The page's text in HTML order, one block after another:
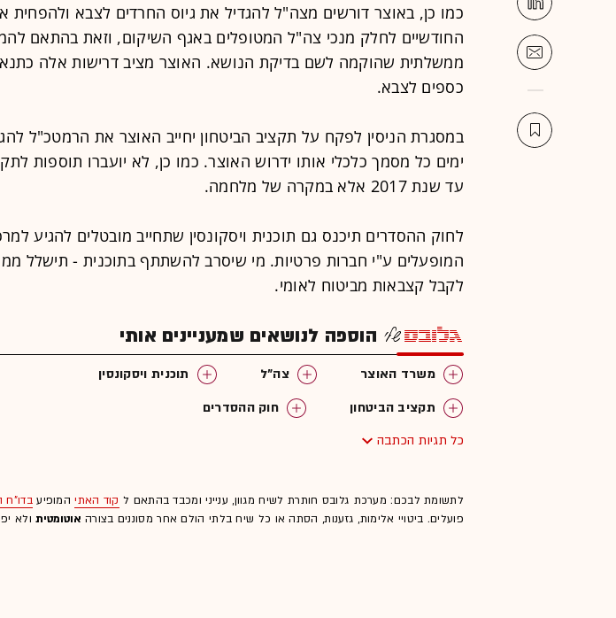
כמו כן, באוצר דורשים מצה"ל להגדיל את גיוס החרדים לצבא ולהפחית
החודשיים לחלק מנכי צה"ל המטופלים באגף השיקום, וזאת בהתאם
ממשלתית שהוקמה לשם בדיקת הנושא. האוצר מציב דרישות אלה
כספים לצבא.
ימים כל מסמך כלכלי אותו ידרוש האוצר. כמו כן, לא יועברו תוספות
עד שנת 2017 אלא במקרה של מלחמה.
לחוק ההסדרים תיכנס גם תוכנית ויסקונסין שתחייב מובטלים להגיע
המופעלים ע"י חברות פרטיות. מי שיסרב להשתתף בתוכנית - תישלל
לקבל קצבאות מביטוח לאומי.
הוספה לנושאים שמעניינים אותי
משרד האוצר צה"ל
תוכנית ויסקונסין
תקציב הביטחון
חוק ההסדרים
כל תגיות הכתבה
לתשומת לבכם: מערכת גלובס חותרת לשיח מגוון, ענייני ומכבד בהתאם ל קוד האתיהמופיעבדו"ח
פועלים. ביטויי אלימות, גזענות, הסתה או כל שיח בלתי הולם אחר מסוננים בצורה אוטומטיתולא